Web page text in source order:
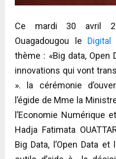
Ce mardi 30 avril
Ouagadougou le Digital
thème : «Big data, Open
innovations qui vont
». la cérémonie
l’égide de Mme la
l’Economie Numérique
Hadja Fatimata
Big Data, l’Open Data